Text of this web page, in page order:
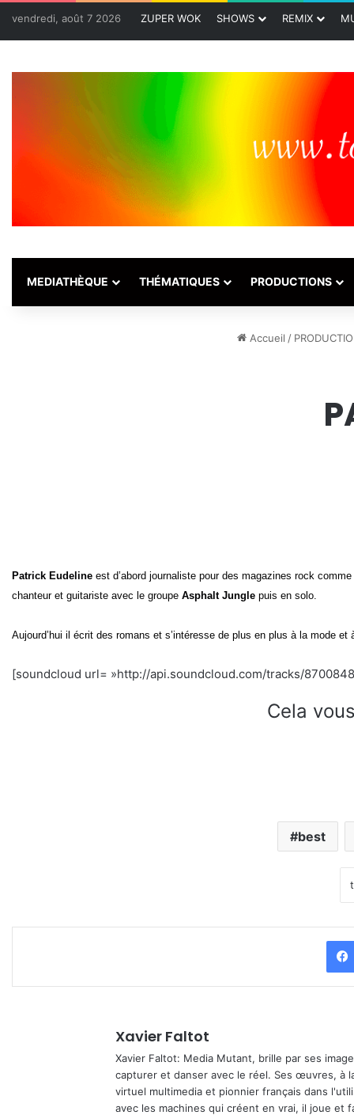
vendredi, août 7 2026 ZUPER WOK SHOWS REMIX
MEDIATHÈQUE THÉMATIQUES PRODUCTIONS
Accueil /
Patrick Eudeline est d’abord journaliste pour des magazines rock
chanteur et guitariste avec le groupe Asphalt Jungle puis en solo.
Aujourd’hui il écrit des romans et s’intéresse de plus en plus à la mode et
[soundcloud url= »http://api.soundcloud.com/tracks/
Cela
best
Xavier Faltot
Xavier Faltot: Media Mutant, brille par ses
capturer et danser avec le réel. Ses œuvres, à
virtuel multimedia et pionnier français dans
avec les machines qui créent en vrai, il joue et